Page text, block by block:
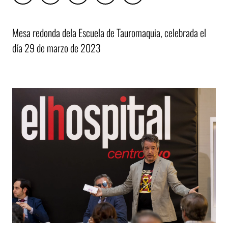
Mesa redonda dela Escuela de Tauromaquia, celebrada el
día 29 de marzo de 2023